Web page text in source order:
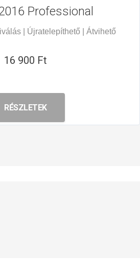
Professional
| Újratelepíthető | Átvihető
16 900 Ft
RÉSZLETEK